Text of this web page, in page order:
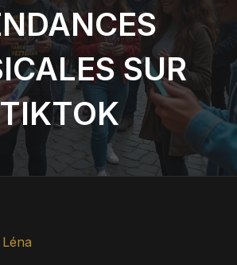
SUR
Léna